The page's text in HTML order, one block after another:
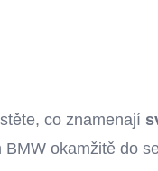
co znamenají
okamžitě do